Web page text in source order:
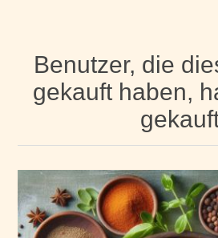
Benutzer, die
gekauft haben,